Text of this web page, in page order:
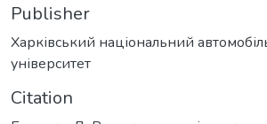
Publisher
Харківський національний
університет
Citation